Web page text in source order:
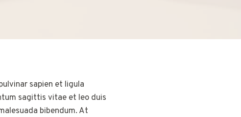
sapien et ligula
sagittis vitae et leo duis
bibendum. At